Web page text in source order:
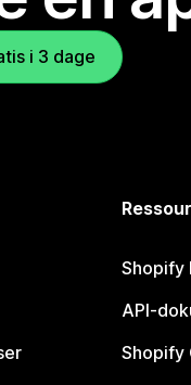
i 3 dage
Shopify
API-
Shopify